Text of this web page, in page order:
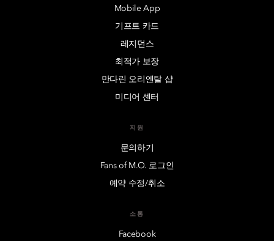
Mobile App
기프트 카드
레지던스
최적가 보장
만다린 오리엔탈 샵
미디어 센터
지원
문의하기
Fans of M.O. 로그인
예약 수정/취소
소통
Facebook